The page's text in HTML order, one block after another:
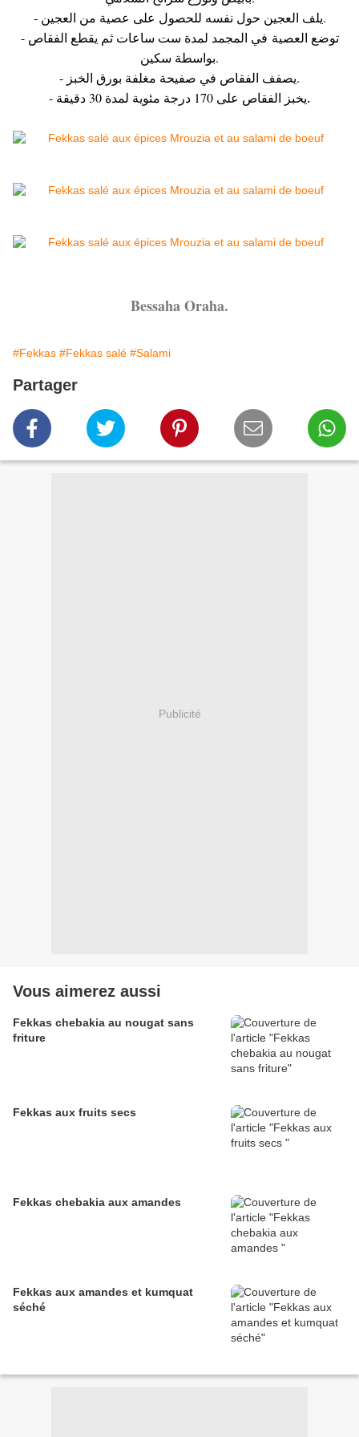
- يلف العجين حول نفسه للحصول على عصية من العجين.
- توضع العصية في المجمد لمدة ست ساعات ثم يقطع الفقاص
بواسطة سكين.
- يصفف الفقاص في صفيحة مغلفة بورق الخبز.
- يخبز الفقاص على 170 درجة مئوية لمدة 30 دقيقة.
Bessaha Oraha.
#Fekkas #Fekkas salé #Salami
Partager
Publicité
Vous aimerez aussi
Fekkas chebakia au nougat sans
friture
Fekkas aux fruits secs
Fekkas chebakia aux amandes
Fekkas aux amandes et kumquat
séché